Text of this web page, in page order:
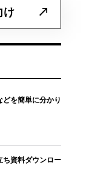
け
を簡単に分かり
資料ダウンロー